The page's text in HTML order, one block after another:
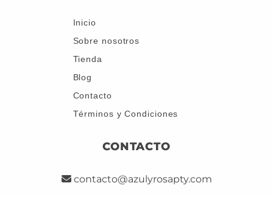
Inicio
Sobre nosotros
Tienda
Blog
Contacto
Términos y Condiciones
CONTACTO
contacto@azulyrosapty.com